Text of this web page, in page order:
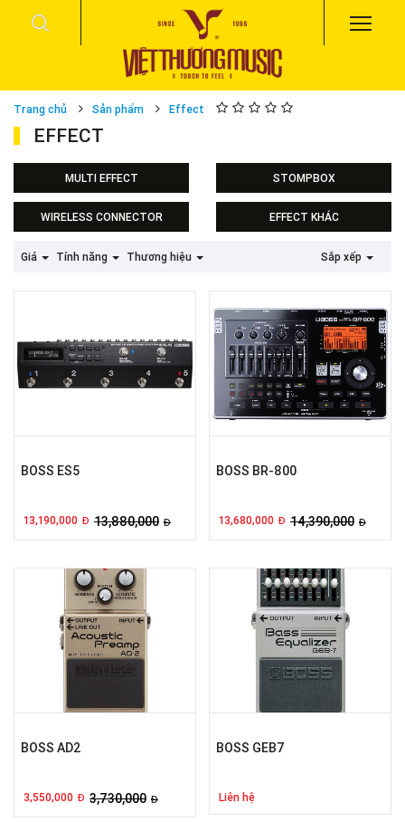
Trang chủ Sản phẩm Effect
EFFECT
MULTI EFFECT STOMPBOX
WIRELESS CONNECTOR EFFECT KHÁC
Giá Tính năng Thương hiệu Sắp xếp
BOSS ES5
13,190,000 Đ 13,880,000 Đ
BOSS BR-800
13,680,000 Đ 14,390,000 Đ
BOSS AD2
3,550,000 Đ 3,730,000 Đ
BOSS GEB7
Liên hệ